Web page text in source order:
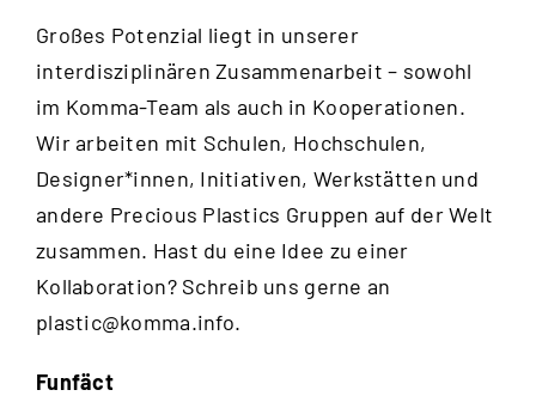
Großes Potenzial liegt in unserer
interdisziplinären Zusammenarbeit – sowohl
im Komma-Team als auch in Kooperationen.
Wir arbeiten mit Schulen, Hochschulen,
Designer*innen, Initiativen, Werkstätten und
andere Precious Plastics Gruppen auf der Welt
zusammen. Hast du eine Idee zu einer
Kollaboration? Schreib uns gerne an
plastic@komma.info.
Funfäct